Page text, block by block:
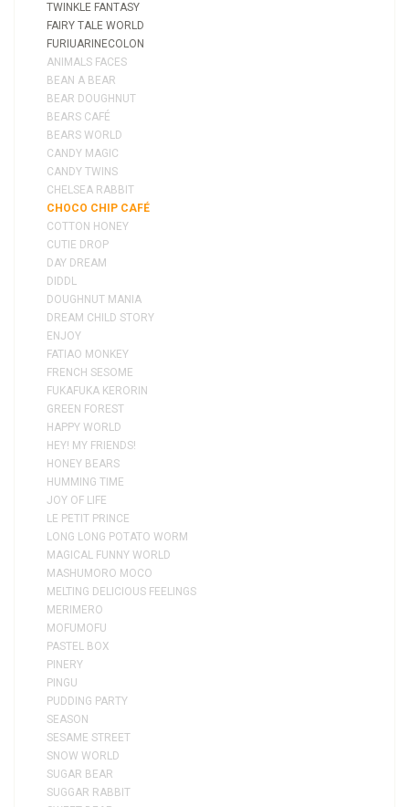
TWINKLE FANTASY
FAIRY TALE WORLD
FURIUARINECOLON
ANIMALS FACES
BEAN A BEAR
BEAR DOUGHNUT
BEARS CAFÉ
BEARS WORLD
CANDY MAGIC
CANDY TWINS
CHELSEA RABBIT
CHOCO CHIP CAFÉ
COTTON HONEY
CUTIE DROP
DAY DREAM
DIDDL
DOUGHNUT MANIA
DREAM CHILD STORY
ENJOY
FATIAO MONKEY
FRENCH SESOME
FUKAFUKA KERORIN
GREEN FOREST
HAPPY WORLD
HEY! MY FRIENDS!
HONEY BEARS
HUMMING TIME
JOY OF LIFE
LE PETIT PRINCE
LONG LONG POTATO WORM
MAGICAL FUNNY WORLD
MASHUMORO MOCO
MELTING DELICIOUS FEELINGS
MERIMERO
MOFUMOFU
PASTEL BOX
PINERY
PINGU
PUDDING PARTY
SEASON
SESAME STREET
SNOW WORLD
SUGAR BEAR
SUGGAR RABBIT